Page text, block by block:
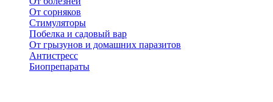
От сорняков
Стимуляторы
Побелка и садовый вар
От грызунов и домашних паразитов
Антистресс
Биопрепараты